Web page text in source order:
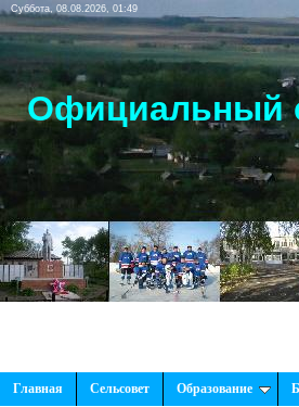
Суббота, 08.08.2026, 01:49
Официальный
Главная Сельсовет Образование